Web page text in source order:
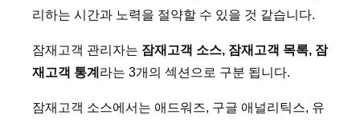
리하는 시간과 노력을 절약할 수 있을 것 같습니다.
잠재고객 관리자는 잠재고객 소스, 잠재고객 목록, 잠
재고객 통계 라는 3개의 섹션으로 구분 됩니다.
잠재고객 소스에서는 애드워즈, 구글 애널리틱스, 유